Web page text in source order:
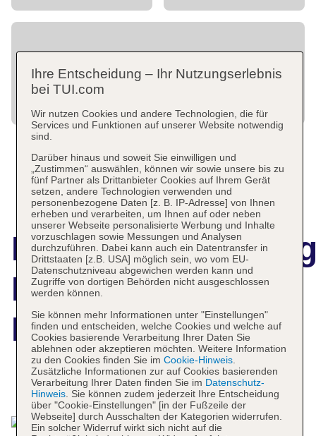
Patatran Village
Hotel
Das bietet Ihre Unterkunft
Ihre Entscheidung – Ihr Nutzungserlebnis
bei TUI.com
Wir nutzen Cookies und andere Technologien, die für
Services und Funktionen auf unserer Website notwendig
sind.
Darüber hinaus und soweit Sie einwilligen und
„Zustimmen“ auswählen, können wir sowie unsere bis zu
fünf Partner als Drittanbieter Cookies auf Ihrem Gerät
setzen, andere Technologien verwenden und
personenbezogene Daten [z. B. IP-Adresse] von Ihnen
erheben und verarbeiten, um Ihnen auf oder neben
unserer Webseite personalisierte Werbung und Inhalte
vorzuschlagen sowie Messungen und Analysen
durchzuführen. Dabei kann auch ein Datentransfer in
Drittstaaten [z.B. USA] möglich sein, wo vom EU-
Datenschutzniveau abgewichen werden kann und
Zugriffe von dortigen Behörden nicht ausgeschlossen
werden können.
Sie können mehr Informationen unter "Einstellungen"
finden und entscheiden, welche Cookies und welche auf
Cookies basierende Verarbeitung Ihrer Daten Sie
ablehnen oder akzeptieren möchten. Weitere Information
zu den Cookies finden Sie im Cookie-Hinweis.
Zusätzliche Informationen zur auf Cookies basierenden
Verarbeitung Ihrer Daten finden Sie im Datenschutz-
Hinweis. Sie können zudem jederzeit Ihre Entscheidung
über "Cookie-Einstellungen" [in der Fußzeile der
Webseite] durch Ausschalten der Kategorien widerrufen.
Ein solcher Widerruf wirkt sich nicht auf die